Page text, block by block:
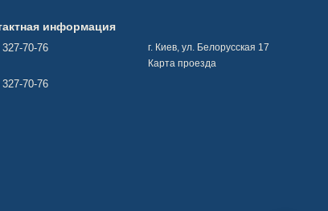
информация
70-76
70-76
г. Киев, ул. Белорусская 17
Карта проезда